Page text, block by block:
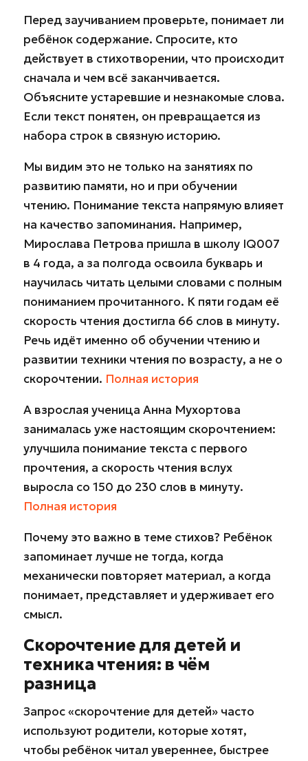
Перед заучиванием проверьте, понимает ли
ребёнок содержание. Спросите, кто
действует в стихотворении, что происходит
сначала и чем всё заканчивается.
Объясните устаревшие и незнакомые слова.
Если текст понятен, он превращается из
набора строк в связную историю.
Мы видим это не только на занятиях по
развитию памяти, но и при обучении
чтению. Понимание текста напрямую влияет
на качество запоминания. Например,
Мирослава Петрова пришла в школу IQ007
в 4 года, а за полгода освоила букварь и
научилась читать целыми словами с полным
пониманием прочитанного. К пяти годам её
скорость чтения достигла 66 слов в минуту.
Речь идёт именно об обучении чтению и
развитии техники чтения по возрасту, а не о
скорочтении. Полная история
А взрослая ученица Анна Мухортова
занималась уже настоящим скорочтением:
улучшила понимание текста с первого
прочтения, а скорость чтения вслух
выросла со 150 до 230 слов в минуту.
Полная история
Почему это важно в теме стихов? Ребёнок
запоминает лучше не тогда, когда
механически повторяет материал, а когда
понимает, представляет и удерживает его
смысл.
Скорочтение для детей и
техника чтения: в чём
разница
Запрос «скорочтение для детей» часто
используют родители, которые хотят,
чтобы ребёнок читал увереннее, быстрее